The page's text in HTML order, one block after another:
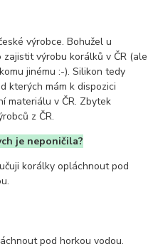
výrobce. Bohužel u
výrobu korálků v ČR (ale
jinému :-). Silikon tedy
kterých mám k dispozici
materiálu v ČR. Zbytek
z ČR.
je neponičila?
korálky opláchnout pod
pod horkou vodou.